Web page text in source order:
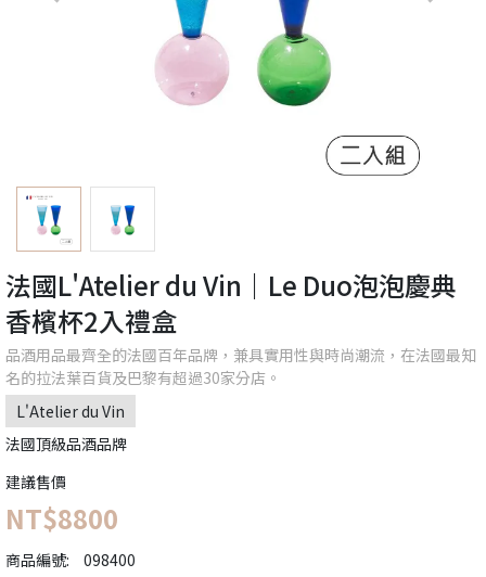
法國L'Atelier du Vin｜Le Duo泡泡慶典
香檳杯2入禮盒
品酒用品最齊全的法國百年品牌，兼具實用性與時尚潮流，在法國最知
名的拉法葉百貨及巴黎有超過30家分店。
L'Atelier du Vin
法國頂級品酒品牌
建議售價
NT$8800
商品編號: 098400